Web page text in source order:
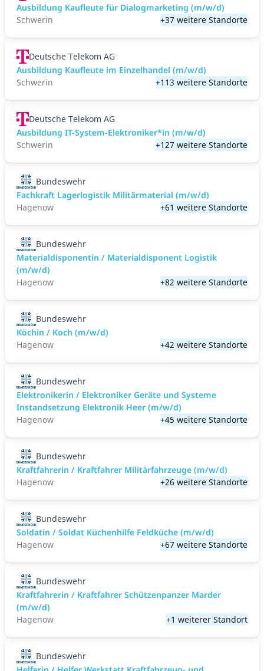
Ausbildung Kaufleute für Dialogmarketing (m/w/d)
Schwerin
+37 weitere Standorte
Deutsche Telekom AG
Ausbildung Kaufleute im Einzelhandel (m/w/d)
Schwerin
+113 weitere Standorte
Deutsche Telekom AG
Ausbildung IT-System-Elektroniker*in (m/w/d)
Schwerin
+127 weitere Standorte
Bundeswehr
Fachkraft Lagerlogistik Militärmaterial (m/w/d)
Hagenow
+61 weitere Standorte
Bundeswehr
Materialdisponentin / Materialdisponent Logistik
(m/w/d)
Hagenow
+82 weitere Standorte
Bundeswehr
Köchin / Koch (m/w/d)
Hagenow
+42 weitere Standorte
Bundeswehr
Elektronikerin / Elektroniker Geräte und Systeme
Instandsetzung Elektronik Heer (m/w/d)
Hagenow
+45 weitere Standorte
Bundeswehr
Kraftfahrerin / Kraftfahrer Militärfahrzeuge (m/w/d)
Hagenow
+26 weitere Standorte
Bundeswehr
Soldatin / Soldat Küchenhilfe Feldküche (m/w/d)
Hagenow
+67 weitere Standorte
Bundeswehr
Kraftfahrerin / Kraftfahrer Schützenpanzer Marder
(m/w/d)
Hagenow
+1 weiterer Standort
Bundeswehr